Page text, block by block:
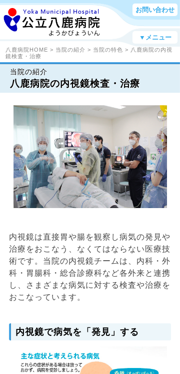
お問い合わせ
▼メニュー
八鹿病院HOME > 当院の紹介 > 当院の特色 > 八鹿病院の内視
鏡検査・治療
当院の紹介
八鹿病院の内視鏡検査・治療
内視鏡は直接胃や腸を観察し病気の発見や
治療をおこなう、なくてはならない医療技
術です。当院の内視鏡チームは、内科・外
科・胃腸科・総合診療科など各外来と連携
し、さまざまな病気に対する検査や治療を
おこなっています。
内視鏡で病気を「発見」する